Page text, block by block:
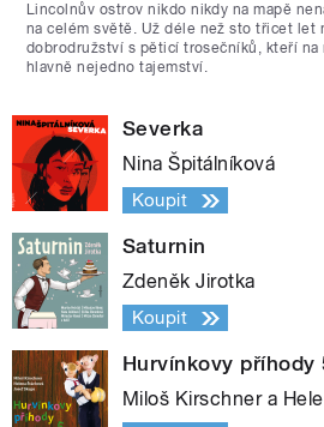
Lincolnův ostrov nikdo nikdy na mapě
na celém světě. Už déle než sto třicet let
dobrodružství s pěticí trosečníků, kteří na
hlavně nejedno tajemství.
Severka
Nina Špitálníková
Koupit
Saturnin
Zdeněk Jirotka
Koupit
Hurvínkovy příhody
Miloš Kirschner a